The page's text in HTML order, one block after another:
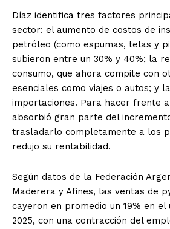
Díaz identifica tres factores
sector: el aumento de costos de
petróleo (como espumas, telas y
subieron entre un 30% y 40%; la
consumo, que ahora compite con
esenciales como viajes o autos; y
importaciones. Para hacer frente
absorbió gran parte del
trasladarlo completamente a los
redujo su rentabilidad.
Según datos de la Federación
Maderera y Afines, las ventas de
cayeron en promedio un 19% en
2025, con una contracción del